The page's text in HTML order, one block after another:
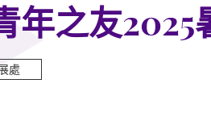
年之友2025
處